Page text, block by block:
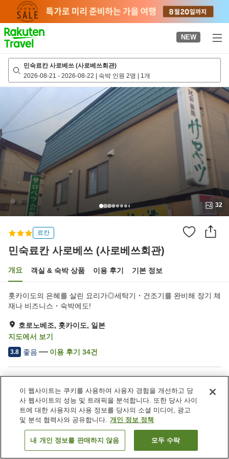
page
NEW
민숙료칸 사로베쓰 (사로베쓰회관)
2026-08-21 - 2026-08-22 | 숙박 인원 2명 | 1개
32
료칸
민숙료칸 사로베쓰 (사로베쓰회관)
개요 객실 & 숙박 상품 이용 후기 기본 정보
홋카이도의 은혜를 살린 요리가◎세탁기・건조기를 완비해 장기 체
재나 비즈니스・숙박에도!
호로노베조, 홋카이도, 일본
지도에서 보기
3.8 좋음 이용 후기 34건
주차장
레스토랑
자동판매기
연회장
일본 홋카이도
호로노베조
민숙료칸 사로베쓰 (사로베쓰회관)객실 보기
이 웹사이트는 쿠키를 사용하여 사용자 경험을 개선하고 당
사 웹사이트의 성능 및 트래픽을 분석합니다. 또한 당사 사이
트에 대한 사용자의 사용 정보를 당사의 소셜 미디어, 광고
및 분석 협력사와 공유합니다. 개인 정보 정책
내 개인 정보를 판매하지 않음 모두 수락